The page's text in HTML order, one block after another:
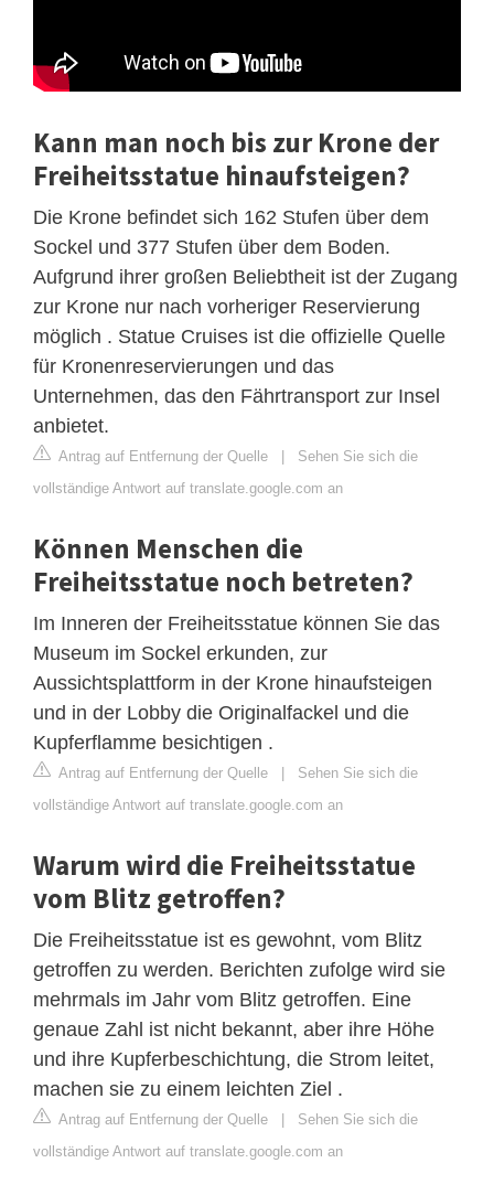
Kann man noch bis zur Krone der
Freiheitsstatue hinaufsteigen?
Die Krone befindet sich 162 Stufen über dem
Sockel und 377 Stufen über dem Boden.
Aufgrund ihrer großen Beliebtheit ist der Zugang
zur Krone nur nach vorheriger Reservierung
möglich . Statue Cruises ist die offizielle Quelle
für Kronenreservierungen und das
Unternehmen, das den Fährtransport zur Insel
anbietet.
Antrag auf Entfernung der Quelle | Sehen Sie sich die
vollständige Antwort auf translate.google.com an
Können Menschen die
Freiheitsstatue noch betreten?
Im Inneren der Freiheitsstatue können Sie das
Museum im Sockel erkunden, zur
Aussichtsplattform in der Krone hinaufsteigen
und in der Lobby die Originalfackel und die
Kupferflamme besichtigen .
Antrag auf Entfernung der Quelle | Sehen Sie sich die
vollständige Antwort auf translate.google.com an
Warum wird die Freiheitsstatue
vom Blitz getroffen?
Die Freiheitsstatue ist es gewohnt, vom Blitz
getroffen zu werden. Berichten zufolge wird sie
mehrmals im Jahr vom Blitz getroffen. Eine
genaue Zahl ist nicht bekannt, aber ihre Höhe
und ihre Kupferbeschichtung, die Strom leitet,
machen sie zu einem leichten Ziel .
Antrag auf Entfernung der Quelle | Sehen Sie sich die
vollständige Antwort auf translate.google.com an